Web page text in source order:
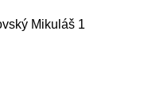
Mikuláš 1